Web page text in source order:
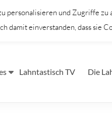
Lahntastisch TV Die
und Zugriffe
damit einverstanden, dass sie